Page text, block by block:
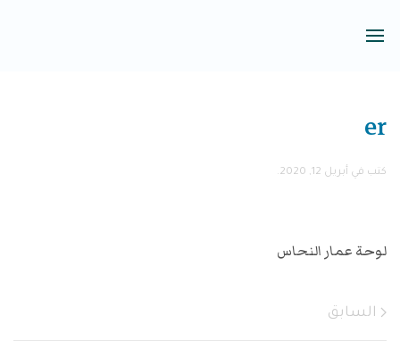
er
كتب في أبريل 12, 2020 .
لوحة عمار النحاس
السابق